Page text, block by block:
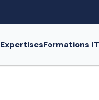
ExpertisesFormations IT